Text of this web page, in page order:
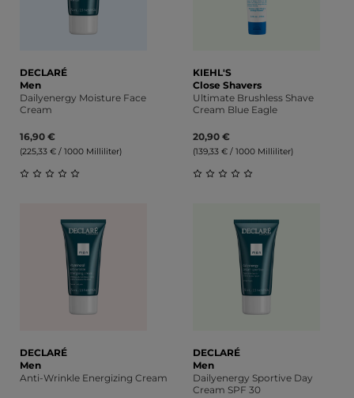
DECLARÉ
Men
Dailyenergy Moisture Face
Cream
16,90 €
(225,33 € / 1000 Milliliter)
KIEHL'S
Close Shavers
Ultimate Brushless Shave
Cream Blue Eagle
20,90 €
(139,33 € / 1000 Milliliter)
DECLARÉ
Men
Anti-Wrinkle Energizing Cream
DECLARÉ
Men
Dailyenergy Sportive Day
Cream SPF 30